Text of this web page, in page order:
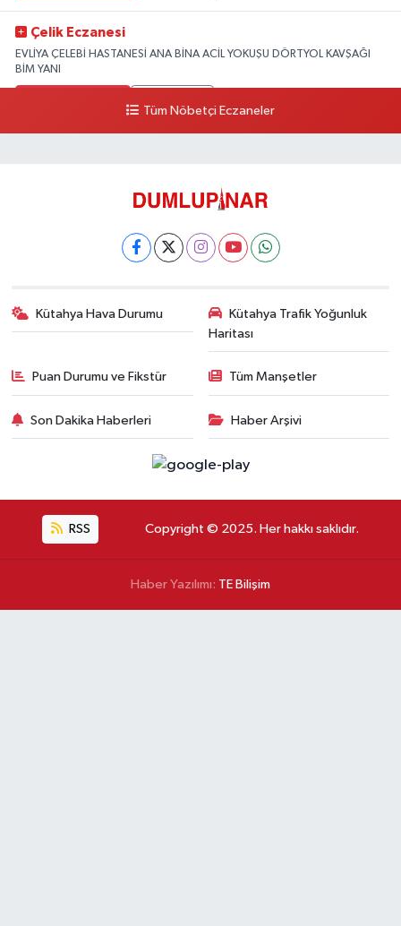
Çelik Eczanesi
EVLİYA ÇELEBİ HASTANESİ ANA BİNA ACİL YOKUŞU DÖRTYOL KAVŞAĞI
BİM YANI
Tüm Nöbetçi Eczaneler
Kütahya Hava Durumu
Kütahya Trafik Yoğunluk
Haritası
Puan Durumu ve Fikstür Tüm Manşetler
Son Dakika Haberleri Haber Arşivi
RSS Copyright © 2025. Her hakkı saklıdır.
Haber Yazılımı: TE Bilişim